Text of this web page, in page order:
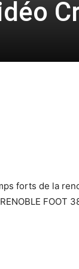
forts de la